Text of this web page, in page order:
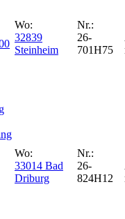
Wo:
32839
Steinheim
Nr.:
26-
701H75
Wo:
33014 Bad
Driburg
Nr.:
26-
824H12